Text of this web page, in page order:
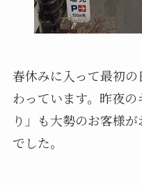
春休みに入って最初
わっています。昨夜
り」も大勢のお客様
でした。